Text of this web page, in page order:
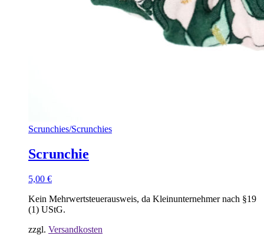
Scrunchies/Scrunchies
Scrunchie
5,00 €
Kein Mehrwertsteuerausweis, da Kleinunternehmer nach §19
(1) UStG.
zzgl. Versandkosten